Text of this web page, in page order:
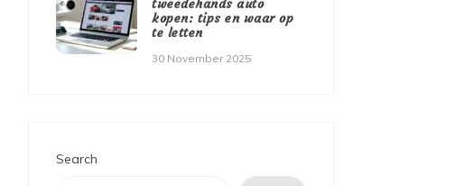
tweedehands auto
kopen: tips en waar op
te letten
30 November 2025
Search